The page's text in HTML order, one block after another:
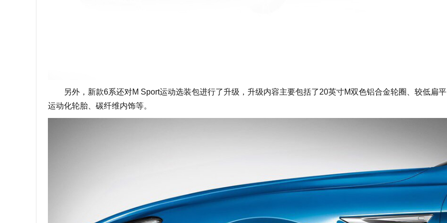
另外，新款6系还对M Sport运动选装包进行了升级，升级内容主要包括了20英寸M双色铝合金轮圈、较低扁
运动化轮胎、碳纤维内饰等。